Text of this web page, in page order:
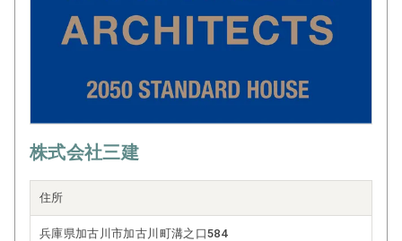
株式会社三建
住所
兵庫県加古川市加古川町溝之口584